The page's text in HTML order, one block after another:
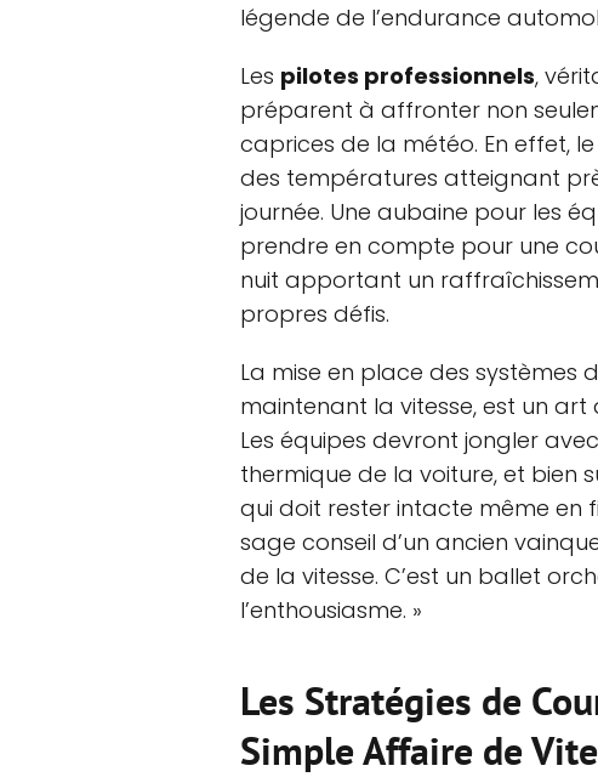
légende de l’endurance
Les pilotes professionnels,
préparent à affronter non
caprices de la météo. En effet,
des températures atteignant
journée. Une aubaine pour les
prendre en compte pour une
nuit apportant un
propres défis.
La mise en place des systèmes
maintenant la vitesse, est un
Les équipes devront jongler
thermique de la voiture, et bien
qui doit rester intacte même en
sage conseil d’un ancien
de la vitesse. C’est un ballet
l’enthousiasme. »
Les Stratégies de
Simple Affaire de